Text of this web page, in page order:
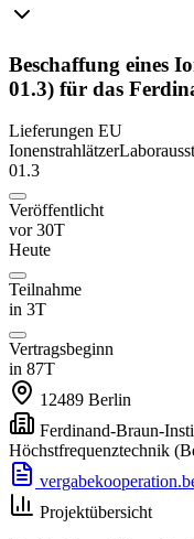
Beschaffung eines
01.3) für das
Lieferungen EU
Ionenstrahlätzer
01.3
Veröffentlicht
vor 30T
Heute
Teilnahme
in 3T
Vertragsbeginn
in 87T
12489 Berlin
Ferdinand-Braun-
Höchstfrequenztechnik
Projektübersicht